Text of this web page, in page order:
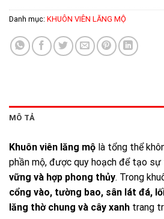
Danh mục: KHUÔN VIÊN LĂNG MỘ
MÔ TẢ
Khuôn viên lăng mộ là tổng thể
phần mộ, được quy hoạch để tạo sự
vững và hợp phong thủy. Trong
cổng vào, tường bao, sân lát đá,
lăng thờ chung và cây xanh trang